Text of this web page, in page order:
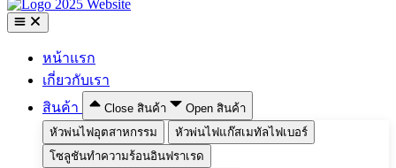
หน้าแรก
เกี่ยวกับเรา
สินค้า
Close สินค้า
Open สินค้า
หัวพ่นไฟอุตสาหกรรม
หัวพ่นไฟแก๊สเมทัลไฟเบอร์
โซลูชันทำความร้อนอินฟราเรด